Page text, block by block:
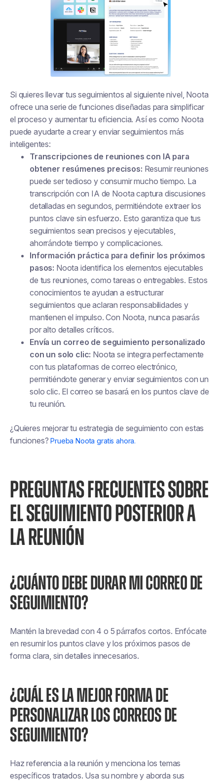
Si quieres llevar tus seguimientos al siguiente nivel, Noota
ofrece una serie de funciones diseñadas para simplificar
el proceso y aumentar tu eficiencia. Así es como Noota
puede ayudarte a crear y enviar seguimientos más
inteligentes:
Transcripciones de reuniones con IA para
obtener resúmenes precisos: Resumir reuniones
puede ser tedioso y consumir mucho tiempo. La
transcripción con IA de Noota captura discusiones
detalladas en segundos, permitiéndote extraer los
puntos clave sin esfuerzo. Esto garantiza que tus
seguimientos sean precisos y ejecutables,
ahorrándote tiempo y complicaciones.
Información práctica para definir los próximos
pasos: Noota identifica los elementos ejecutables
de tus reuniones, como tareas o entregables. Estos
conocimientos te ayudan a estructurar
seguimientos que aclaran responsabilidades y
mantienen el impulso. Con Noota, nunca pasarás
por alto detalles críticos.
Envía un correo de seguimiento personalizado
con un solo clic: Noota se integra perfectamente
con tus plataformas de correo electrónico,
permitiéndote generar y enviar seguimientos con un
solo clic. El correo se basará en los puntos clave de
tu reunión.
¿Quieres mejorar tu estrategia de seguimiento con estas
funciones? Prueba Noota gratis ahora.
PREGUNTAS FRECUENTES SOBRE
EL SEGUIMIENTO POSTERIOR A
LA REUNIÓN
¿CUÁNTO DEBE DURAR MI CORREO DE
SEGUIMIENTO?
Mantén la brevedad con 4 o 5 párrafos cortos. Enfócate
en resumir los puntos clave y los próximos pasos de
forma clara, sin detalles innecesarios.
¿CUÁL ES LA MEJOR FORMA DE
PERSONALIZAR LOS CORREOS DE
SEGUIMIENTO?
Haz referencia a la reunión y menciona los temas
específicos tratados. Usa su nombre y aborda sus